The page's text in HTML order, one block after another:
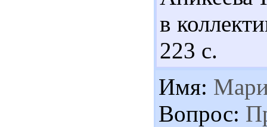
в
223 с.
Имя:
Вопрос: